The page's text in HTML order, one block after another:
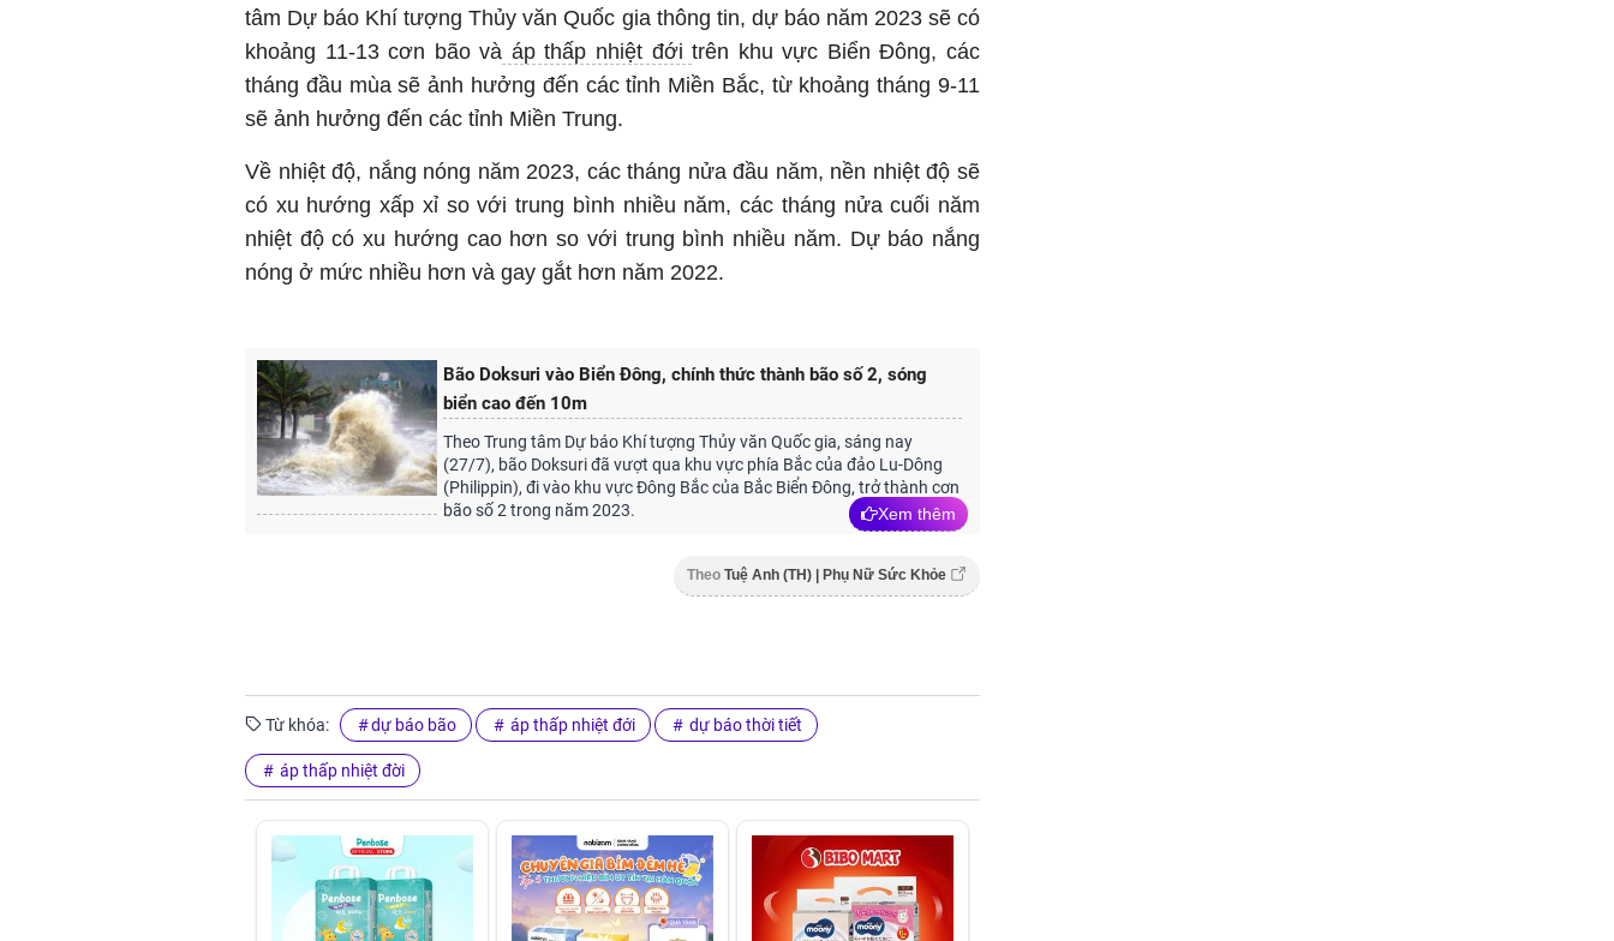
tâm Dự báo Khí tượng Thủy văn Quốc gia thông tin, dự báo năm 2023 sẽ có
khoảng 11-13 cơn bão và áp thấp nhiệt đớitrên khu vực Biển Đông, các
tháng đầu mùa sẽ ảnh hưởng đến các tỉnh Miền Bắc, từ khoảng tháng 9-11
sẽ ảnh hưởng đến các tỉnh Miền Trung.
Về nhiệt độ, nắng nóng năm 2023, các tháng nửa đầu năm, nền nhiệt độ sẽ
có xu hướng xấp xỉ so với trung bình nhiều năm, các tháng nửa cuối năm
nhiệt độ có xu hướng cao hơn so với trung bình nhiều năm. Dự báo nắng
nóng ở mức nhiều hơn và gay gắt hơn năm 2022.
Bão Doksuri vào Biển Đông, chính thức thành bão số 2, sóng
biển cao đến 10m
Theo Trung tâm Dự báo Khí tượng Thủy văn Quốc gia, sáng nay
(27/7), bão Doksuri đã vượt qua khu vực phía Bắc của đảo Lu-Dông
(Philippin), đi vào khu vực Đông Bắc của Bắc Biển Đông, trở thành cơn
bão số 2 trong năm 2023.
Xem thêm
Theo Tuệ Anh (TH) | Phụ Nữ Sức Khỏe
Từ khóa: dự báo bão áp thấp nhiệt đới dự báo thời tiết
áp thấp nhiệt đời